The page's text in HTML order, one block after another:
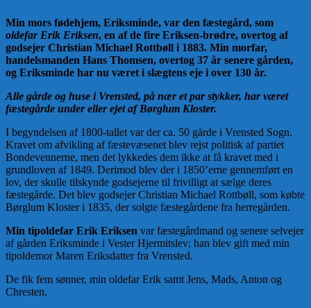
Min mors fødehjem, Eriksminde, var den fæstegård, som
oldefar Erik Eriksen, en af de fire Eriksen-brødre, overtog af
godsejer Christian Michael Rottbøll i 1883. Min morfar,
handelsmanden Hans Thomsen, overtog 37 år senere gården,
og Eriksminde har nu været i slægtens eje i over 130 år.
Alle gårde og huse i Vrensted, på nær et par stykker, har været
fæstegårde under eller ejet af Børglum Kloster.
I begyndelsen af 1800-tallet var der ca. 50 gårde i Vrensted Sogn.
Kravet om afvikling af fæstevæsenet blev rejst politisk af partiet
Bondevennerne, men det lykkedes dem ikke at få kravet med i
grundloven af 1849. Derimod blev der i 1850’erne gennemført en
lov, der skulle tilskynde godsejerne til frivilligt at sælge deres
fæstegårde. Det blev godsejer Christian Michael Rottbøll, som købte
Børglum Kloster i 1835, der solgte fæstegårdene fra herregården.
Min tipoldefar Erik Eriksen var fæstegårdmand og senere selvejer
af gården Eriksminde i Vester Hjermitslev; han blev gift med min
tipoldemor Maren Eriksdatter fra Vrensted.
De fik fem sønner, min oldefar Erik samt Jens, Mads, Anton og
Chresten.